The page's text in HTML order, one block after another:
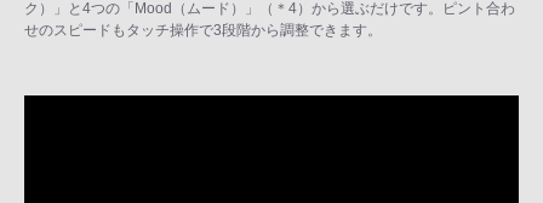
ク）」と4つの「Mood（ムード）」（＊4）から選ぶだけです。ピント合わ
せのスピードもタッチ操作で3段階から調整できます。